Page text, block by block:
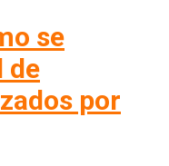
se
de
por